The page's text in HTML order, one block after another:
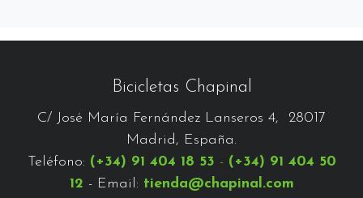
Bicicletas Chapinal
C/ José María Fernández Lanseros 4, 28017
Madrid, España.
Teléfono: (+34) 91 404 18 53 - (+34) 91 404 50
12 - Email: tienda@chapinal.com